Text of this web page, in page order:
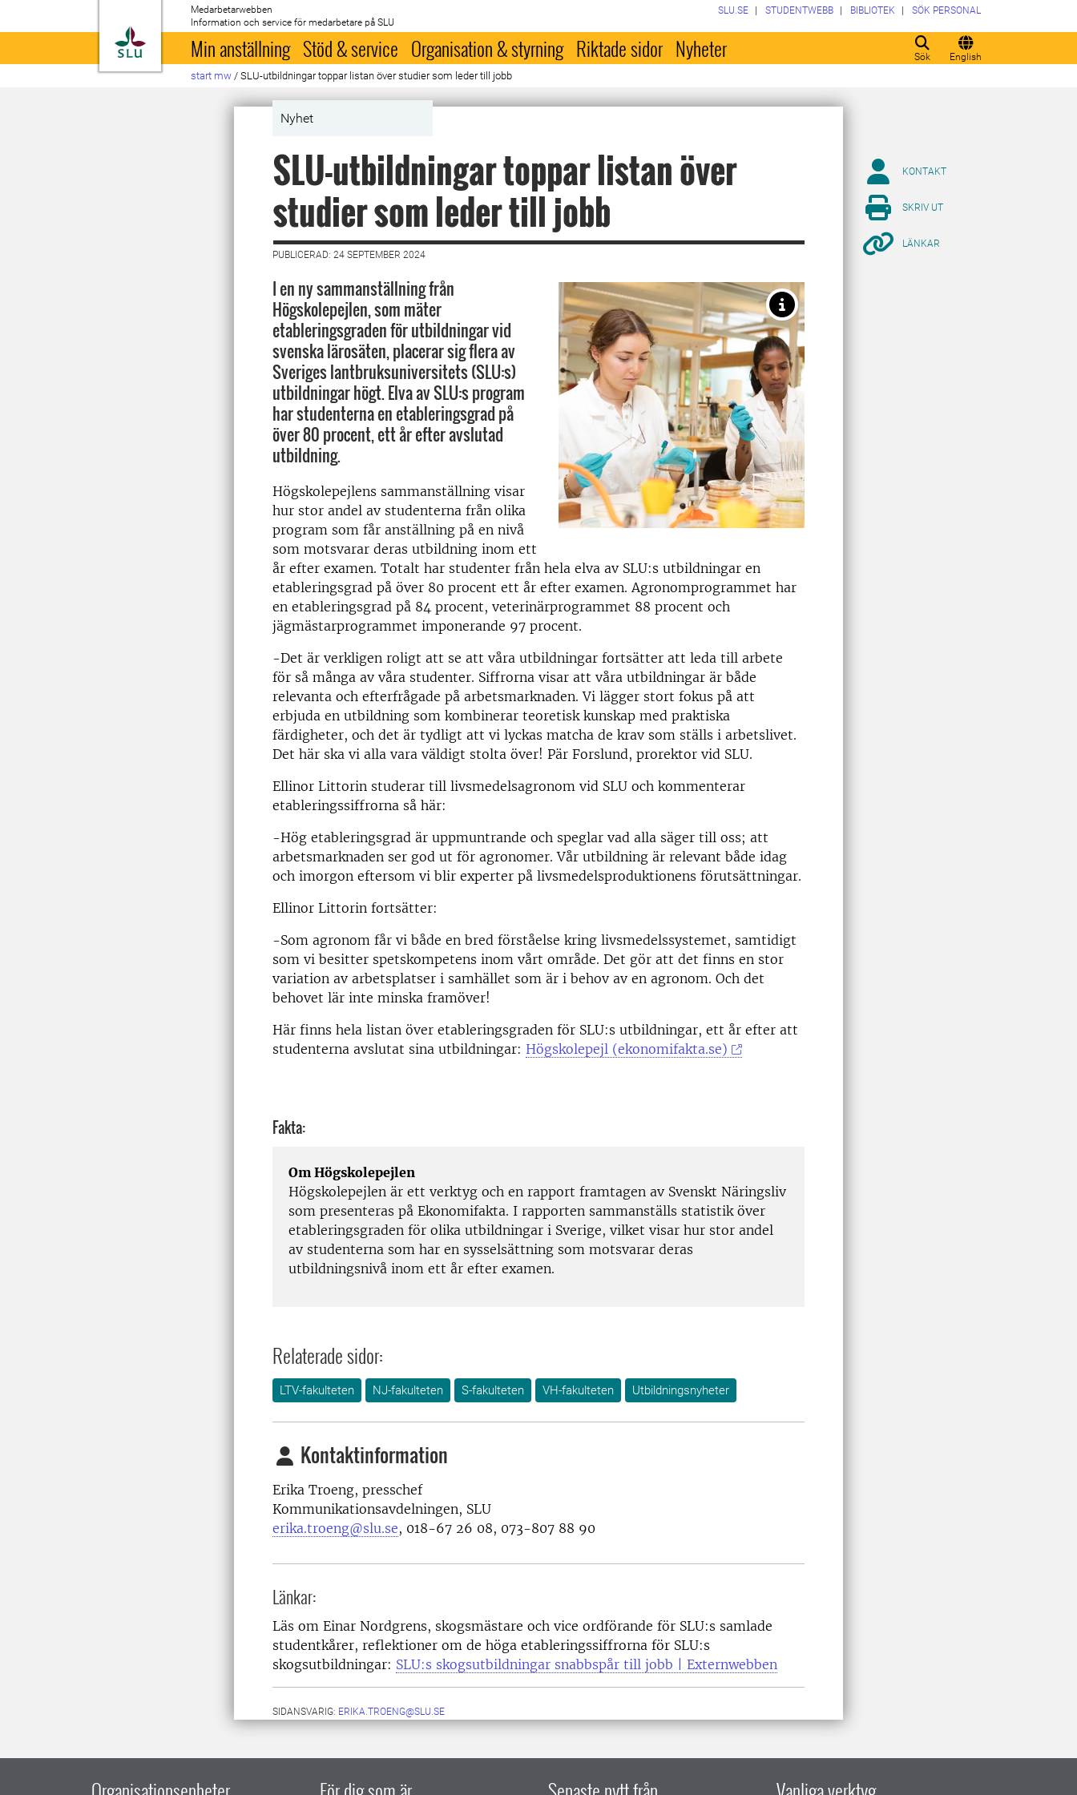
Till startsida
Medarbetarwebben
Information och service för medarbetare på SLU
Sök English
SLU.SE STUDENTWEBB BIBLIOTEK SÖK PERSONAL
Min anställning Stöd & service Organisation & styrning Riktade sidor Nyheter
start mw / SLU-utbildningar toppar listan över studier som leder till jobb
Nyhet
SLU-utbildningar toppar listan över
studier som leder till jobb
PUBLICERAD: 24 SEPTEMBER 2024
I en ny sammanställning från
Högskolepejlen, som mäter
etableringsgraden för utbildningar vid
svenska lärosäten, placerar sig flera av
Sveriges lantbruksuniversitets (SLU:s)
utbildningar högt. Elva av SLU:s program
har studenterna en etableringsgrad på
över 80 procent, ett år efter avslutad
utbildning.
Högskolepejlens sammanställning visar
hur stor andel av studenterna från olika
program som får anställning på en nivå
som motsvarar deras utbildning inom ett
år efter examen. Totalt har studenter från hela elva av SLU:s utbildningar en
etableringsgrad på över 80 procent ett år efter examen. Agronomprogrammet har
en etableringsgrad på 84 procent, veterinärprogrammet 88 procent och
jägmästarprogrammet imponerande 97 procent.
-Det är verkligen roligt att se att våra utbildningar fortsätter att leda till arbete
för så många av våra studenter. Siffrorna visar att våra utbildningar är både
relevanta och efterfrågade på arbetsmarknaden. Vi lägger stort fokus på att
erbjuda en utbildning som kombinerar teoretisk kunskap med praktiska
färdigheter, och det är tydligt att vi lyckas matcha de krav som ställs i arbetslivet.
Det här ska vi alla vara väldigt stolta över! Pär Forslund, prorektor vid SLU.
Ellinor Littorin studerar till livsmedelsagronom vid SLU och kommenterar
etableringssiffrorna så här:
-Hög etableringsgrad är uppmuntrande och speglar vad alla säger till oss; att
arbetsmarknaden ser god ut för agronomer. Vår utbildning är relevant både idag
och imorgon eftersom vi blir experter på livsmedelsproduktionens förutsättningar.
Ellinor Littorin fortsätter:
-Som agronom får vi både en bred förståelse kring livsmedelssystemet, samtidigt
som vi besitter spetskompetens inom vårt område. Det gör att det finns en stor
variation av arbetsplatser i samhället som är i behov av en agronom. Och det
behovet lär inte minska framöver!
Här finns hela listan över etableringsgraden för SLU:s utbildningar, ett år efter att
studenterna avslutat sina utbildningar: Högskolepejl (ekonomifakta.se)
Fakta:
Om Högskolepejlen
Högskolepejlen är ett verktyg och en rapport framtagen av Svenskt Näringsliv
som presenteras på Ekonomifakta. I rapporten sammanställs statistik över
etableringsgraden för olika utbildningar i Sverige, vilket visar hur stor andel
av studenterna som har en sysselsättning som motsvarar deras
utbildningsnivå inom ett år efter examen.
Relaterade sidor:
LTV-fakulteten NJ-fakulteten S-fakulteten VH-fakulteten Utbildningsnyheter
Kontaktinformation
Erika Troeng, presschef
Kommunikationsavdelningen, SLU
erika.troeng@slu.se, 018-67 26 08, 073-807 88 90
Länkar:
Läs om Einar Nordgrens, skogsmästare och vice ordförande för SLU:s samlade
studentkårer, reflektioner om de höga etableringssiffrorna för SLU:s
skogsutbildningar: SLU:s skogsutbildningar snabbspår till jobb | Externwebben
SIDANSVARIG: ERIKA.TROENG@SLU.SE
KONTAKT
SKRIV UT
LÄNKAR